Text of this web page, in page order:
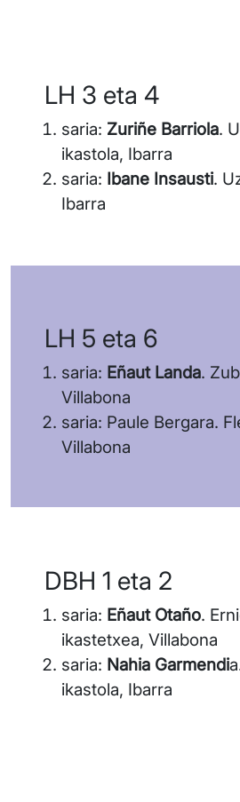
LH 3 eta 4
saria: Zuriñe Barriola.
ikastola, Ibarra
saria: Ibane Insausti.
Ibarra
LH 5 eta 6
saria: Eñaut Landa.
Villabona
saria: Paule Bergara.
Villabona
DBH 1 eta 2
saria: Eñaut Otaño.
ikastetxea, Villabona
saria: Nahia Garmendi
ikastola, Ibarra